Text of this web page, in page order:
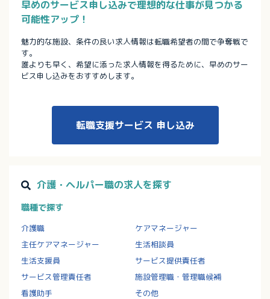
早めのサービス申し込みで理想的な仕事が見つかる
可能性アップ！
魅力的な施設、条件の良い求人情報は転職希望者の間で争奪戦で
す。
誰よりも早く、希望に添った求人情報を得るために、早めのサー
ビス申し込みをおすすめします。
転職支援サービス 申し込み
介護・ヘルパー職の求人を探す
職種で探す
介護職
ケアマネージャー
主任ケアマネージャー
生活相談員
生活支援員
サービス提供責任者
サービス管理責任者
施設管理職・管理職候補
看護助手
その他